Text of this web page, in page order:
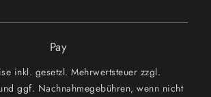
Pay
inkl. gesetzl. Mehrwertsteuer zzgl.
ggf. Nachnahmegebühren, wenn nicht